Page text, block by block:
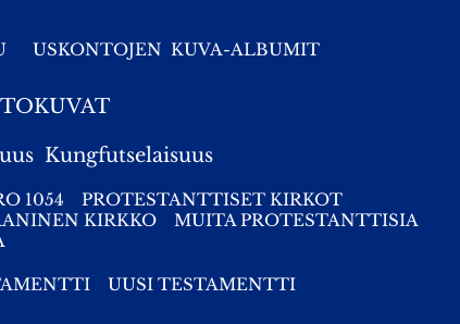
USKONTOJEN KUVA-ALBUMIT
Kungfutselaisuus
1054
PROTESTANTTISET KIRKOT
KIRKKO
MUITA PROTESTANTTISIA
UUSI TESTAMENTTI